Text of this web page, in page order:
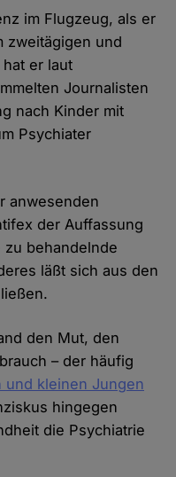
im Flugzeug, als er
zweitägigen und
hat er laut
Journalisten
nach Kinder mit
Psychiater
anwesenden
der Auffassung
zu behandelnde
läßt sich aus den
den Mut, den
– der häufig
und kleinen Jungen
hingegen
die Psychiatrie